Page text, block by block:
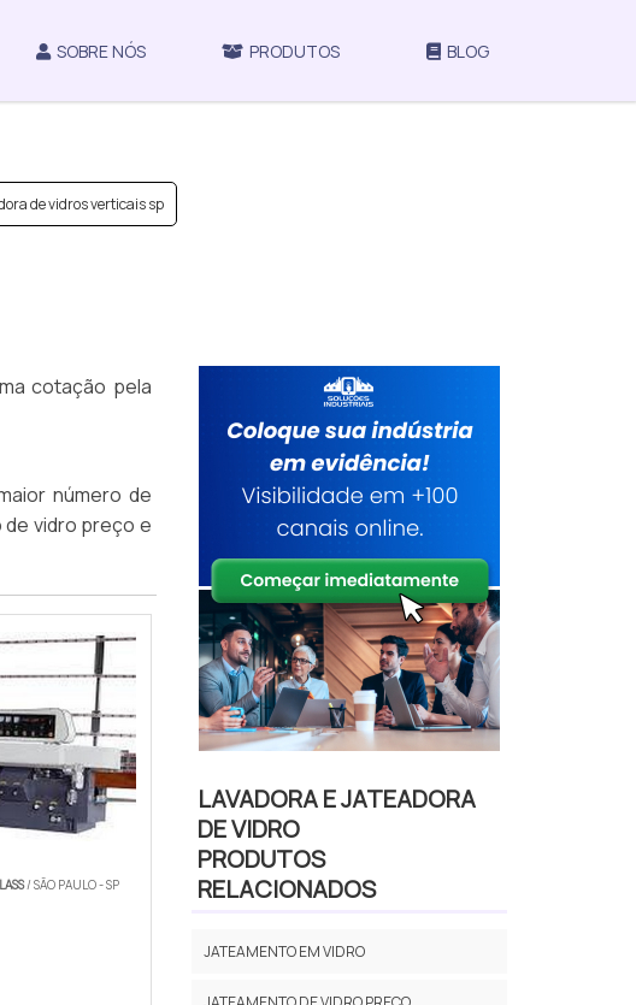
SOBRE NÓS PRODUTOS BLOG
de vidros verticais sp
cotação pela
número de
vidro preço e
/ SÃO PAULO - SP
LAVADORA E JATEADORA
DE VIDRO
PRODUTOS
RELACIONADOS
JATEAMENTO EM VIDRO